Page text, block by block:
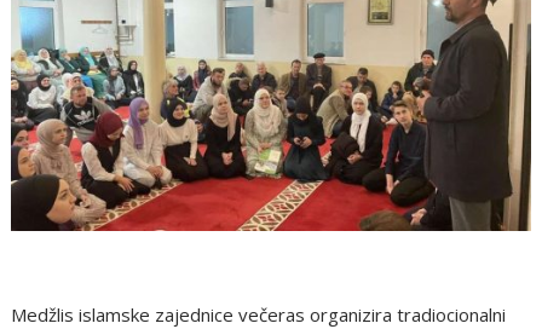
Medžlis islamske zajednice večeras organizira tradiocionalni